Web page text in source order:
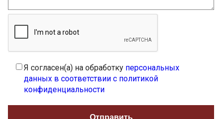
Я согласен(а) на обработку персональных
данных в соответствии с политикой
конфиденциальности